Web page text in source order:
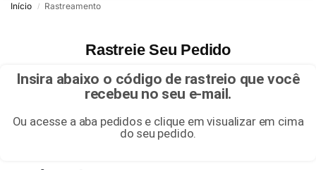
Início / Rastreamento
Rastreie Seu Pedido
Insira abaixo o código de rastreio que você
recebeu no seu e-mail.
Ou acesse a aba pedidos e clique em visualizar em cima
do seu pedido.